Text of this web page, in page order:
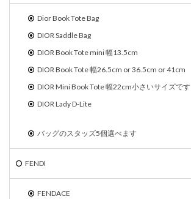
Dior Book Tote Bag
DIOR Saddle Bag
DIOR Book Tote mini 幅13.5cm
DIOR Book Tote 幅26.5cm or 36.5cm or 41cm
DIOR Mini Book Tote 幅22cm小さいサイズです
DIOR Lady D-Lite
バッグのスタッズ5個選べます
FENDI
FENDACE